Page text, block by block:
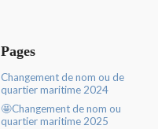
Pages
Changement de nom ou de
quartier maritime 2024
🤩Changement de nom ou
quartier maritime 2025